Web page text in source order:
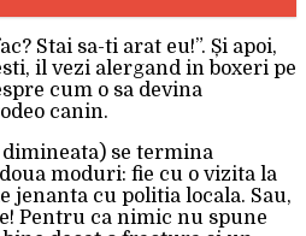
Stai sa-ti arat eu!”. Și apoi,
il vezi alergand in boxeri pe
cum o sa devina
canin.
dimineata) se termina
moduri: fie cu o vizita la
jenanta cu politia locala. Sau,
Pentru ca nimic nu spune